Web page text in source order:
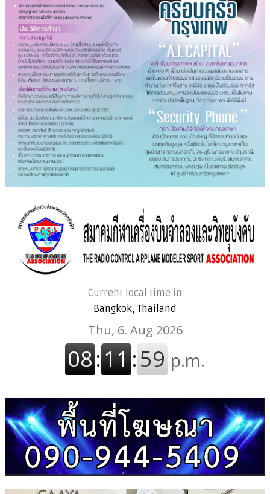
Current local time in
Bangkok, Thailand